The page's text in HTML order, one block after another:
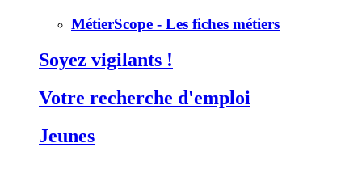
MétierScope - Les fiches métiers
Soyez vigilants !
Votre recherche d'emploi
Jeunes